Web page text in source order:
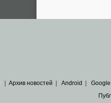
Архив новостей Android Google